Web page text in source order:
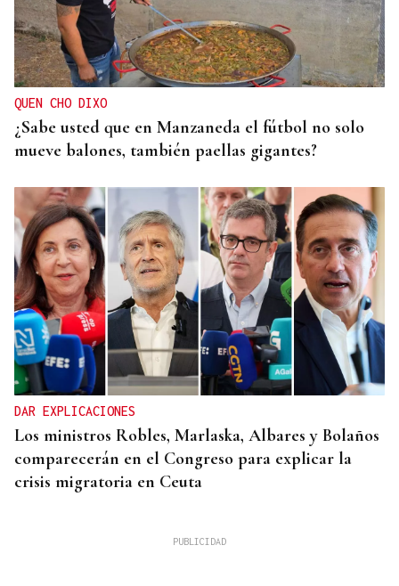
QUEN CHO DIXO
¿Sabe usted que en Manzaneda el fútbol no solo
mueve balones, también paellas gigantes?
DAR EXPLICACIONES
Los ministros Robles, Marlaska, Albares y Bolaños
comparecerán en el Congreso para explicar la
crisis migratoria en Ceuta